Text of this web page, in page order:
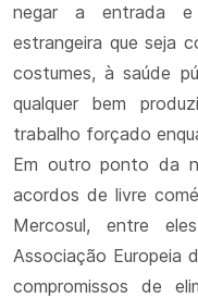
negar a entrada e
estrangeira que seja
costumes, à saúde
qualquer bem
trabalho forçado
Em outro ponto da
acordos de livre
Mercosul, entre
Associação Europeia
compromissos de